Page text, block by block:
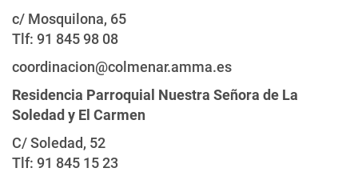
c/ Mosquilona, 65
Tlf: 91 845 98 08
coordinacion@colmenar.amma.es
Residencia Parroquial Nuestra Señora de La
Soledad y El Carmen
C/ Soledad, 52
Tlf: 91 845 15 23